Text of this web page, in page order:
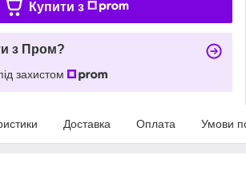
Купити з
з Пром?
захистом
Доставка Оплата Умови